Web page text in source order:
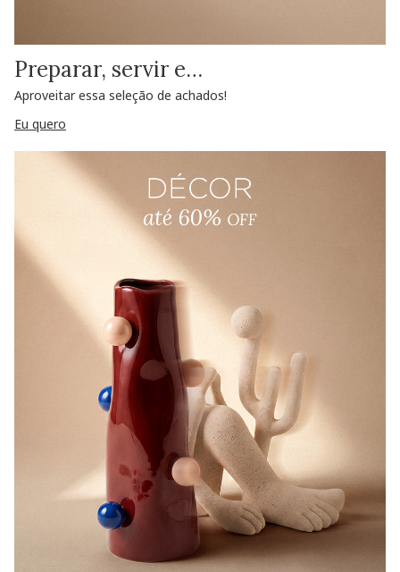
Preparar, servir e…
Aproveitar essa seleção de achados!
Eu quero